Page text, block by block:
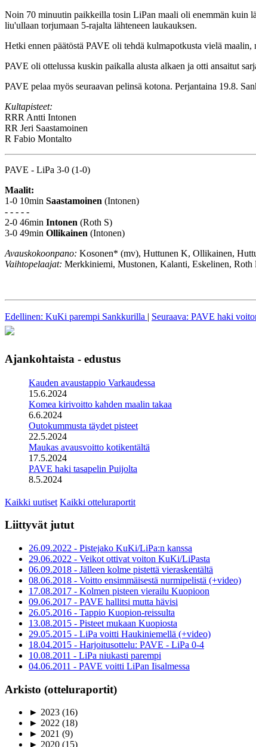
Noin 70 minuutin paikkeilla tosin LiPan maali oli enemmän kuin
liu'ullaan torjumaan 5-rajalta lähteneen laukauksen.
Hetki ennen päätöstä PAVE oli tehdä kulmapotkusta vielä
PAVE oli ottelussa kuskin paikalla alusta alkaen ja otti ansaitut
PAVE pelaa myös seuraavan pelinsä kotona. Perjantaina 19.8.
Kultapisteet:
RRR Antti Intonen
RR Jeri Saastamoinen
R Fabio Montalto
PAVE - LiPa 3-0 (1-0)
Maalit:
1-0 10min Saastamoinen (Intonen)
- - - - -
2-0 46min Intonen (Roth S)
3-0 49min Ollikainen (Intonen)
Avauskokoonpano: Kosonen* (mv), Huttunen K, Ollikainen,
Vaihtopelaajat: Merkkiniemi, Mustonen, Kalanti, Eskelinen, Roth
Edellinen: KuKi parempi Sankkurilla | Seuraava: PAVE haki
Ajankohtaista - edustus
Kauden avaustappio Varkaudessa
15.6.2024
Komea kirivoitto kahden maalin takaa
6.6.2024
Outokummusta täydet pisteet
22.5.2024
Maukas avausvoitto kotikentältä
17.5.2024
PAVE haki tasapelin Puijolta
8.5.2024
Kaikki uutiset Kaikki otteluraportit
Liittyvät jutut
26.09.2022 - Pistejako KuKi/LiPa:n kanssa
29.06.2022 - Veikot ottivat voiton KuKi/LiPasta
06.09.2018 - Jälleen kolme pistettä vieraskentältä
08.06.2018 - Voitto ensimmäisestä nurmipelistä (+video)
17.08.2017 - Kolmen pisteen vierailu Kuopioon
09.06.2017 - PAVE hallitsi mutta hävisi
26.05.2016 - Tappio Kuopion-reissulta
13.08.2015 - Pisteet mukaan Kuopiosta
29.05.2015 - LiPa voitti Haukiniemellä (+video)
18.04.2015 - Harjoitusottelu: PAVE - LiPa 0-4
10.08.2011 - LiPa niukasti parempi
04.06.2011 - PAVE voitti LiPan Iisalmessa
Arkisto (otteluraportit)
► 2023 (16)
► 2022 (18)
► 2021 (9)
► 2020 (15)